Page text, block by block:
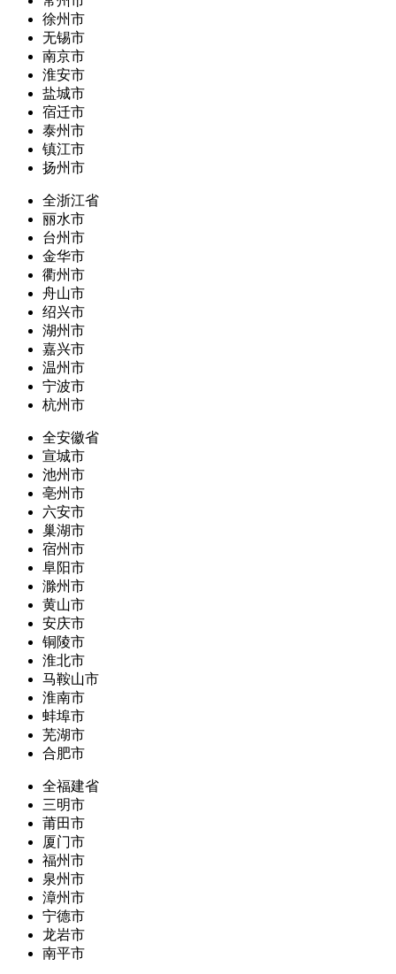
徐州市
无锡市
南京市
淮安市
盐城市
宿迁市
泰州市
镇江市
扬州市
全浙江省
丽水市
台州市
金华市
衢州市
舟山市
绍兴市
湖州市
嘉兴市
温州市
宁波市
杭州市
全安徽省
宣城市
池州市
亳州市
六安市
巢湖市
宿州市
阜阳市
滁州市
黄山市
安庆市
铜陵市
淮北市
马鞍山市
淮南市
蚌埠市
芜湖市
合肥市
全福建省
三明市
莆田市
厦门市
福州市
泉州市
漳州市
宁德市
龙岩市
南平市